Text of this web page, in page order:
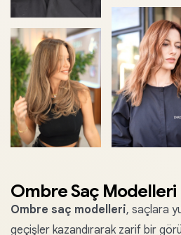
Ombre Saç Modelleri
Ombre saç modelleri, saçlara
geçişler kazandırarak zarif bir